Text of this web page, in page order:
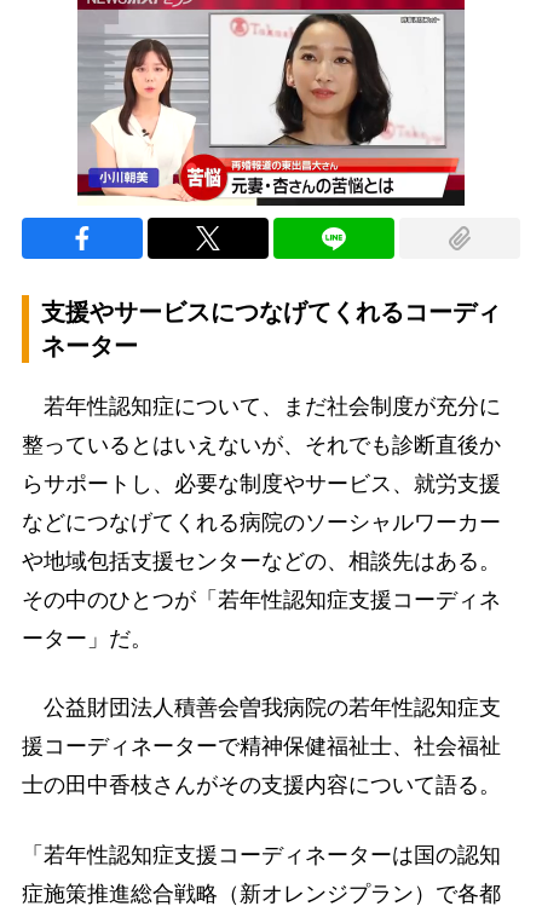
支援やサービスにつなげてくれるコーディ
ネーター
若年性認知症について、まだ社会制度が充分に
整っているとはいえないが、それでも診断直後か
らサポートし、必要な制度やサービス、就労支援
などにつなげてくれる病院のソーシャルワーカー
や地域包括支援センターなどの、相談先はある。
その中のひとつが「若年性認知症支援コーディネ
ーター」だ。
公益財団法人積善会曽我病院の若年性認知症支
援コーディネーターで精神保健福祉士、社会福祉
士の田中香枝さんがその支援内容について語る。
「若年性認知症支援コーディネーターは国の認知
症施策推進総合戦略（新オレンジプラン）で各都